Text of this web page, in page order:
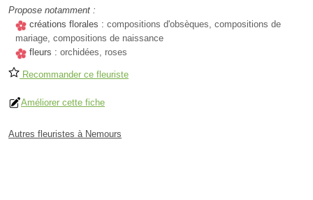
Propose notamment :
créations florales : compositions d'obsèques, compositions de
mariage, compositions de naissance
fleurs : orchidées, roses
Recommander ce fleuriste
Améliorer cette fiche
Autres fleuristes à Nemours